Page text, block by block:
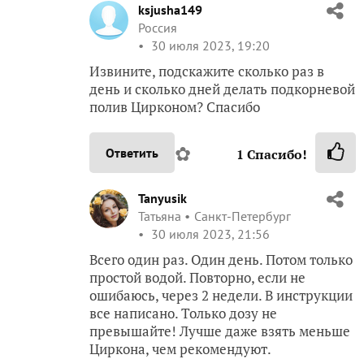
ksjusha149
Россия
30 июля 2023, 19:20
Извините, подскажите сколько раз в
день и сколько дней делать подкорневой
полив Цирконом? Спасибо
Ответить ✿ 1 Спасибо!
Tanyusik
Татьяна
Санкт-Петербург
30 июля 2023, 21:56
Всего один раз. Один день. Потом только
простой водой. Повторно, если не
ошибаюсь, через 2 недели. В инструкции
все написано. Только дозу не
превышайте! Лучше даже взять меньше
Циркона, чем рекомендуют.